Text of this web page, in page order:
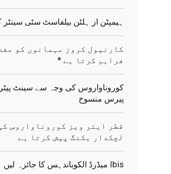
ہیمپٹن از ہلٹن بیلفاسٹ سٹی سینٹر
کارنیول کروز مہمانوں کو
فراہم کرتا ہے *
کوروناواروس کی وجہ سے سینٹ
پیرس منسوخ
قطر ایئر ویز کوروناواروس
لچکدار بکنگ پیش کرتا ہے
Ibis میڈرڈ الکوباندہس کا جائزہ لیں